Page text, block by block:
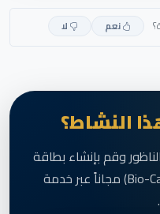
نعم لا
النشاط؟
وقم بإنشاء بطاقة
.